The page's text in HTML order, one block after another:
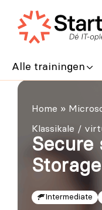
Alle trainingen
Home »
Klassikale /
Secure
Intermediate